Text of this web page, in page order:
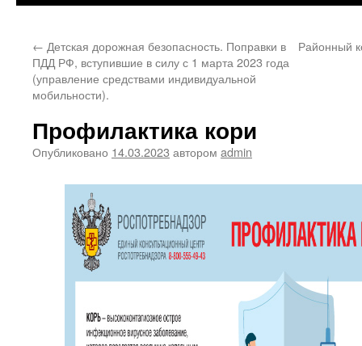
← Детская дорожная безопасность. Поправки в
ПДД РФ, вступившие в силу с 1 марта 2023 года
(управление средствами индивидуальной
мобильности).
Районный
Профилактика кори
Опубликовано 14.03.2023 автором admin